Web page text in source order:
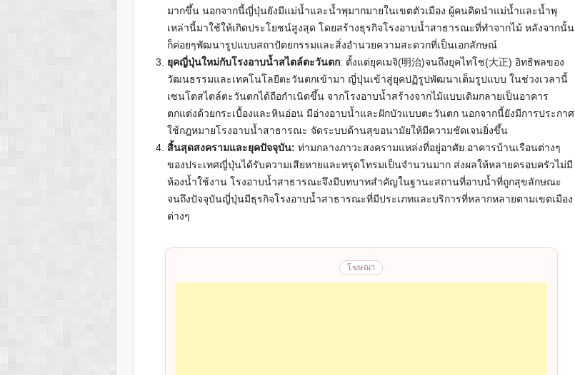
มากขึ้น นอกจากนี้ญี่ปุ่นยังมีแม่น้ำและน้ำพุมากมายในเขตตัวเมือง ผู้คนคิดนำแม่น้ำและน้ำพุ
เหล่านี้มาใช้ให้เกิดประโยชน์สูงสุด โดยสร้างธุรกิจโรงอาบน้ำสาธารณะที่ทำจากไม้ หลังจากนั้น
ก็ค่อยๆพัฒนารูปแบบสถาปัตยกรรมและสิ่งอำนวยความสะดวกที่เป็นเอกลักษณ์
ยุคญี่ปุ่นใหม่กับโรงอาบน้ำสไตล์ตะวันตก: ตั้งแต่ยุคเมจิ(明治)จนถึงยุคไทโช(大正) อิทธิพลของ
วัฒนธรรมและเทคโนโลยีตะวันตกเข้ามา ญี่ปุ่นเข้าสู่ยุคปฏิรูปพัฒนาเต็มรูปแบบ ในช่วงเวลานี้
เซนโตสไตล์ตะวันตกได้ถือกำเนิดขึ้น จากโรงอาบน้ำสร้างจากไม้แบบเดิมกลายเป็นอาคาร
ตกแต่งด้วยกระเบื้องและหินอ่อน มีอ่างอาบน้ำและฝักบัวแบบตะวันตก นอกจากนี้ยังมีการประกาศ
ใช้กฎหมายโรงอาบน้ำสาธารณะ จัดระบบด้านสุขอนามัยให้มีความชัดเจนยิ่งขึ้น
สิ้นสุดสงครามและยุคปัจจุบัน:ท่ามกลางภาวะสงครามแหล่งที่อยู่อาศัย อาคารบ้านเรือนต่างๆ
ของประเทศญี่ปุ่นได้รับความเสียหายและทรุดโทรมเป็นจำนวนมาก ส่งผลให้หลายครอบครัวไม่มี
ห้องน้ำใช้งาน โรงอาบน้ำสาธารณะจึงมีบทบาทสำคัญในฐานะสถานที่อาบน้ำที่ถูกสุขลักษณะ
จนถึงปัจจุบันญี่ปุ่นมีธุรกิจโรงอาบน้ำสาธารณะที่มีประเภทและบริการที่หลากหลายตามเขตเมือง
ต่างๆ
โฆษณา